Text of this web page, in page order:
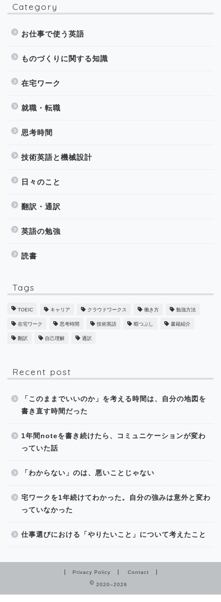
Category
お仕事で使う英語
ものづくりに関する知識
在宅ワーク
就職・転職
思考時間
技術英語と機械設計
日々のこと
翻訳・通訳
英語の勉強
読書
Tags
TOEIC キャリア クラウドワークス 働き方 勉強方法
在宅ワーク 思考時間 技術英語 暇つぶし 書籍紹介
翻訳 自己理解 通訳
Recent post
「このままでいいのか」を考える時間は、自分の地図を
書き直す時間だった
1年間noteを書き続けたら、コミュニケーションが変わ
っていた話
「わからない」のは、悪いことじゃない
宅ワークを1年続けてわかった。自分の強みは意外と変わ
っていなかった
仕事選びにおける「やりたいこと」について考えたこと
Privacy Policy Contact
2020–2026